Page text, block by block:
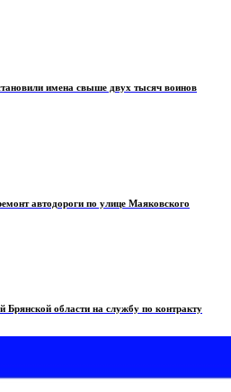
имена свыше двух тысяч воинов
автодороги по улице Маяковского
области на службу по контракту